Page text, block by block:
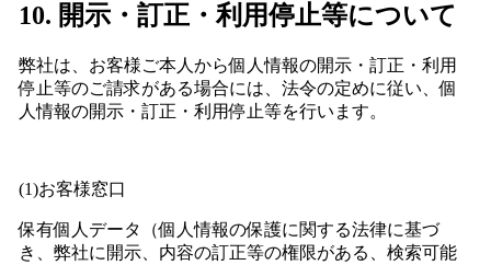
10. 開示・訂正・利用停止等について
弊社は、お客様ご本人から個人情報の開示・訂正・利用
停止等のご請求がある場合には、法令の定めに従い、個
人情報の開示・訂正・利用停止等を行います。
(1)お客様窓口
保有個人データ（個人情報の保護に関する法律に基づ
き、弊社に開示、内容の訂正等の権限がある、検索可能